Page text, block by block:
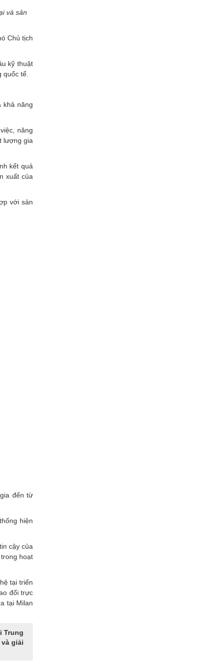
và sản
Chủ tịch
kỹ thuật
tế.
khả năng
năng
lượng gia
kết quả
xuất của
với sản
đến từ
hiện
cậy của
hoạt
tại triển
đổi trực
tại Milan
Trung
giải